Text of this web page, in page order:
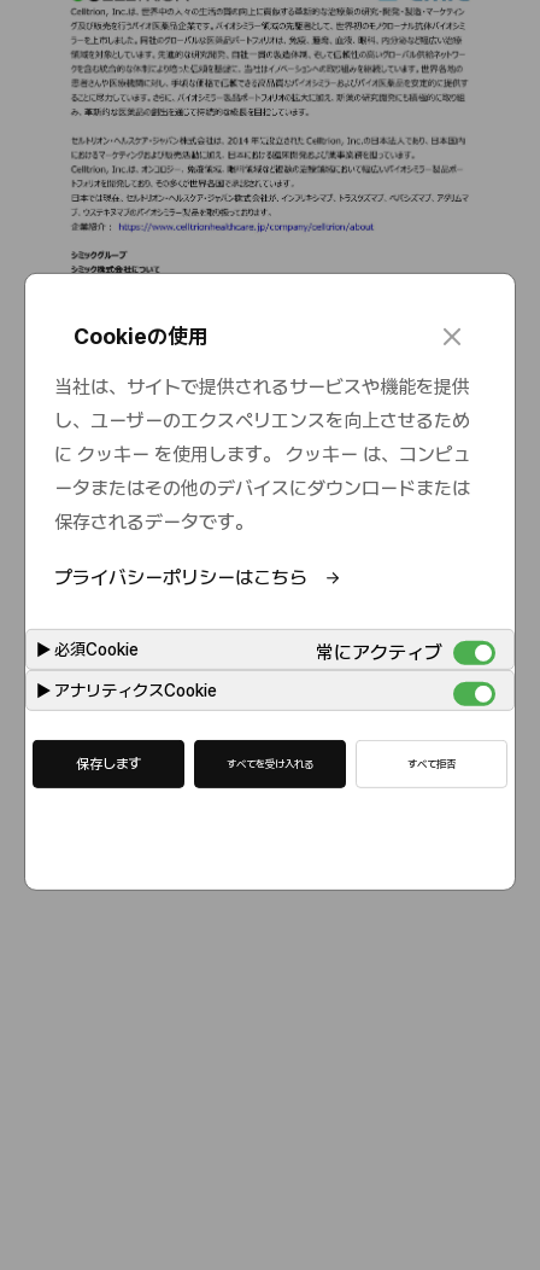
Cookieの使用
当社は、サイトで提供されるサービスや機能を提供
し、ユーザーのエクスペリエンスを向上させるため
に クッキー を使用します。 クッキー は、コンピュ
ータまたはその他のデバイスにダウンロードまたは
保存されるデータです。
プライバシーポリシーはこちら
▶必須Cookie 常にアクティブ
▶ アナリティクスCookie
保存します すべてを受け入れる すべて拒否
o
s
e